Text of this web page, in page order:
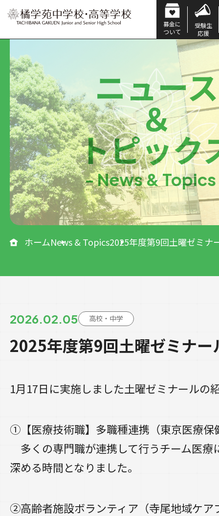
募金に
ついて
受験生
応援
ニュース
＆
トピック
- News &
ホームNews & Topics2025年度第9回土曜ゼミナ
2026.02.05 高校・中学
2025年度第9回土曜ゼミナー
1月17日に実施しました土曜ゼミナールの
①【医療技術職】多職種連携（東京医療保
多くの専門職が連携して行うチーム医療
深める時間となりました。
②高齢者施設ボランティア（寺尾地域ケア